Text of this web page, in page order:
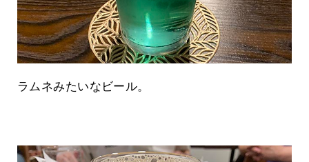
ラムネみたいなビール。